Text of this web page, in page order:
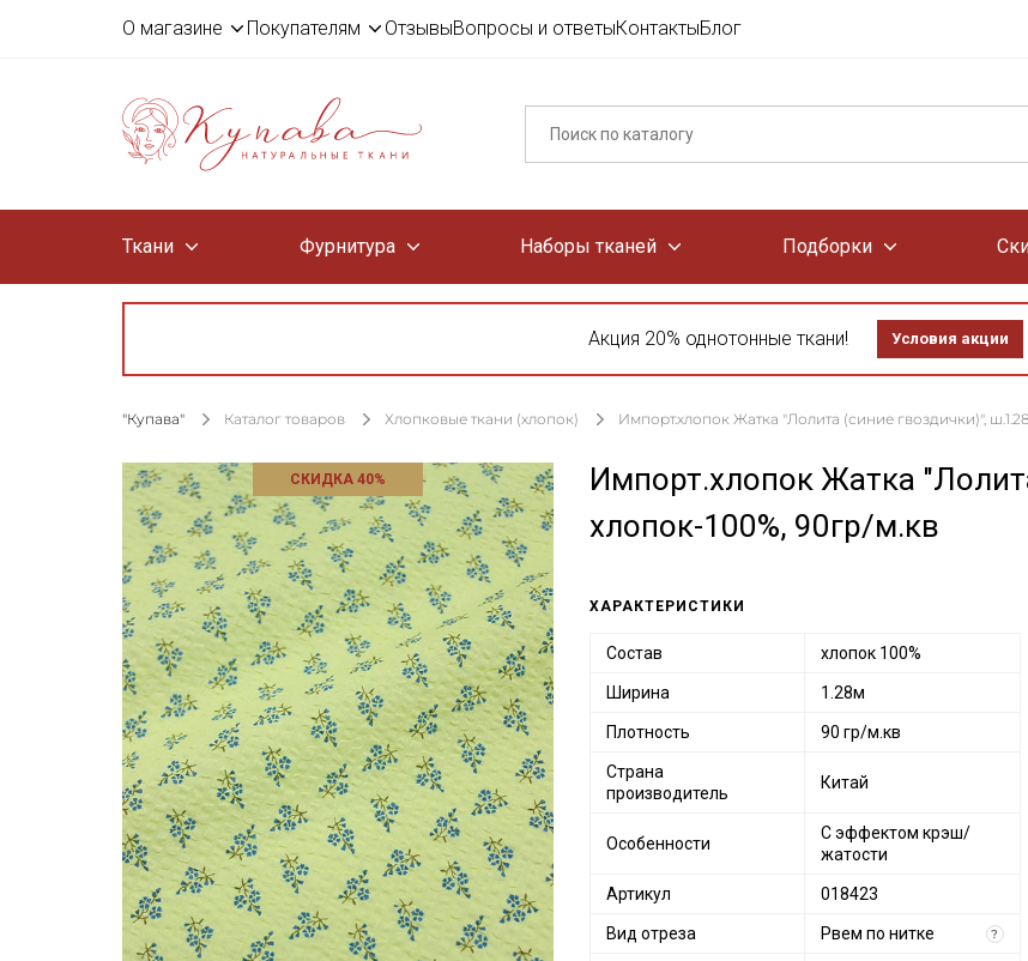
О магазине Покупателям ОтзывыВопросы и ответыКонтактыБлог
Ткани Фурнитура Наборы тканей Подборки
Акция 20% однотонные ткани! Условия акции
"Купава" Каталог товаров Хлопковые ткани (хлопок) Импорт.хлопок Жатка "Лолита (синие гвоздички)",
СКИДКА 40%
Импорт.хлопок Жатка
хлопок-100%, 90гр/м.кв
ХАРАКТЕРИСТИКИ
Состав хлопок 100%
Ширина 1.28м
Плотность 90 гр/м.кв
Страна
производитель
Китай
Особенности
С эффектом крэш/
жатости
Артикул 018423
Вид отреза Рвем по нитке ?